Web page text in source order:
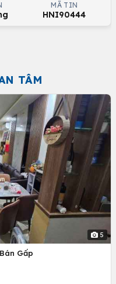
MÃ TIN
HNI90444
TÂM
5
Gấp